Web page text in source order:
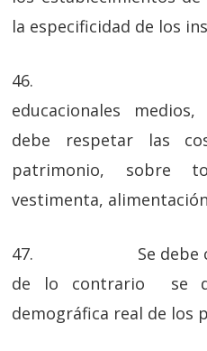
la especificidad de los
46. En
educacionales
debe respetar las
patrimonio, sobre
vestimenta,
47. Se debe
de lo contrario se
demográfica real de los